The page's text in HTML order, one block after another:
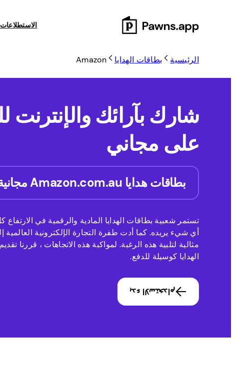
الرئيسية بطاقات الهدايا Amazon
شارك بآرائك
على مجاني
بطاقات هدايا Amazon.com.au مجانية في عام 2026 بطاقات الهدايا
تستمر شعبية بطاقات الهدايا المادية والرقمية في
أي شيء يريده. كما أدت طفرة التجارة الإلكترونية
الهدايا كوسيلة للدفع.
بدء الاستخدام